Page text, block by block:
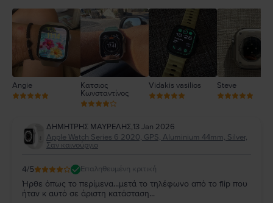
2
1
Angie
Κατσιος
Κωνσταντίνος
Vidakis vasilios Steve
ΔΗΜΗΤΡΗΣ ΜΑΥΡΕΛΗΣ,13 Jan 2026
Apple Watch Series 6 2020, GPS, Aluminium 44mm, Silver,
Σαν καινούργιο
4/5 Επαληθευμένη κριτική
Ήρθε όπως το περίμενα...μετά το τηλέφωνο από το flip που
ήταν κ αυτό σε άριστη κατάσταση...